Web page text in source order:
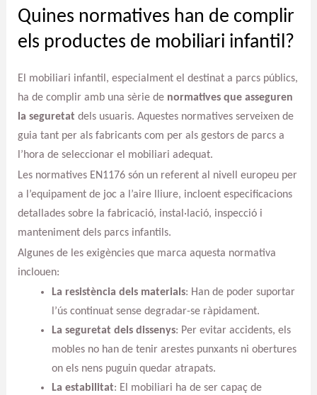
Quines normatives han de complir
els productes de mobiliari infantil?
El mobiliari infantil, especialment el destinat a parcs públics,
ha de complir amb una sèrie de normatives que asseguren
la seguretat dels usuaris. Aquestes normatives serveixen de
guia tant per als fabricants com per als gestors de parcs a
l’hora de seleccionar el mobiliari adequat.
Les normatives EN1176 són un referent al nivell europeu per
a l’equipament de joc a l’aire lliure, incloent especificacions
detallades sobre la fabricació, instal·lació, inspecció i
manteniment dels parcs infantils.
Algunes de les exigències que marca aquesta normativa
inclouen:
La resistència dels materials: Han de poder suportar
l’ús continuat sense degradar-se ràpidament.
La seguretat dels dissenys: Per evitar accidents, els
mobles no han de tenir arestes punxants ni obertures
on els nens puguin quedar atrapats.
La estabilitat: El mobiliari ha de ser capaç de